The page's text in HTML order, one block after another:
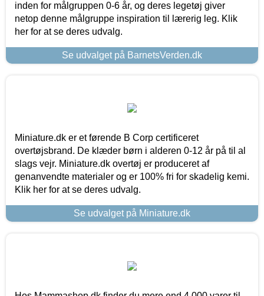
inden for målgruppen 0-6 år, og deres legetøj giver
netop denne målgruppe inspiration til lærerig leg. Klik
her for at se deres udvalg.
Se udvalget på BarnetsVerden.dk
Miniature.dk er et førende B Corp certificeret
overtøjsbrand. De klæder børn i alderen 0-12 år på til al
slags vejr. Miniature.dk overtøj er produceret af
genanvendte materialer og er 100% fri for skadelig kemi.
Klik her for at se deres udvalg.
Se udvalget på Miniature.dk